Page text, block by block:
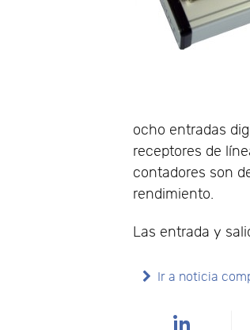
ocho entradas
receptores de
contadores son
rendimiento.
Las entrada y
Ir a noticia